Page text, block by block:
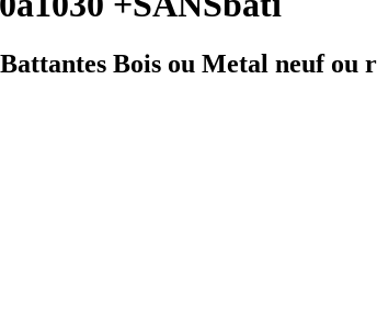
Bois ou Metal neuf ou